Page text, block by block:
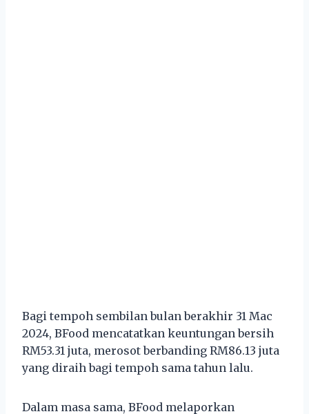
Bagi tempoh sembilan bulan berakhir 31 Mac
2024, BFood mencatatkan keuntungan bersih
RM53.31 juta, merosot berbanding RM86.13 juta
yang diraih bagi tempoh sama tahun lalu.
Dalam masa sama, BFood melaporkan